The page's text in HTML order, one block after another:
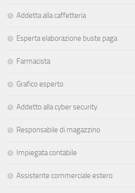
Addetta alla caffetteria
Esperta elaborazione buste paga
Farmacista
Grafico esperto
Addetto alla cyber security
Responsabile di magazzino
Impiegata contabile
Assistente commerciale estero